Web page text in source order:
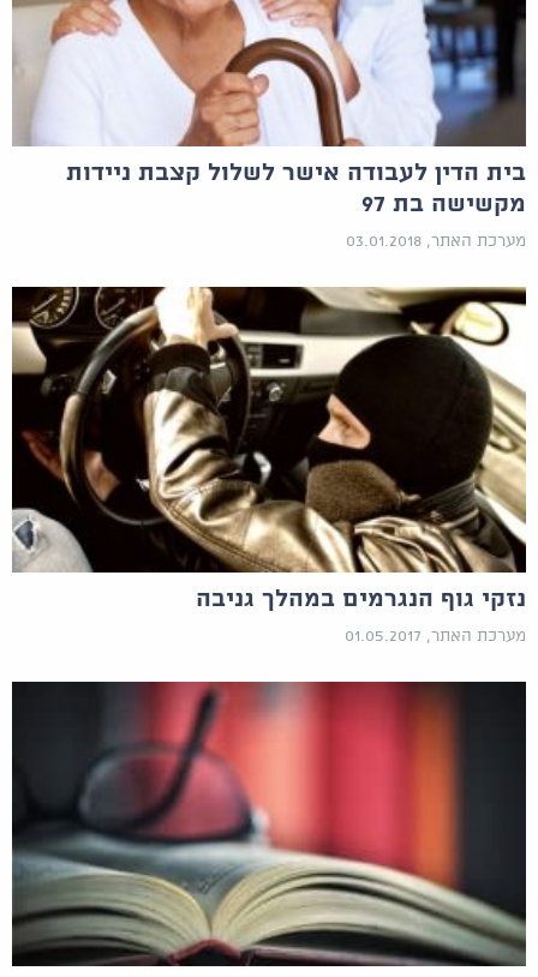
בית הדין לעבודה אישר לשלול קצבת ניידות
מקשישה בת 97
מערכת האתר, 03.01.2018
נזקי גוף הנגרמים במהלך גניבה
מערכת האתר, 01.05.2017